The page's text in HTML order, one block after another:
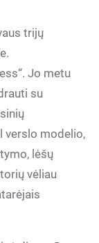
trijų
Jo metu
su
verslo modelio,
lėšų
vėliau